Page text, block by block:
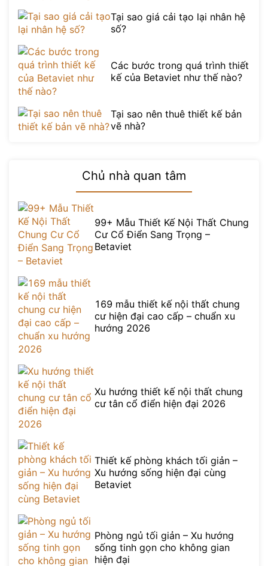
Tại sao giá cải tạo lại nhân hệ
số?
Các bước trong quá trình thiết
kế của Betaviet như thế nào?
Tại sao nên thuê thiết kế bản
vẽ nhà?
Chủ nhà quan tâm
99+ Mẫu Thiết Kế Nội Thất Chung
Cư Cổ Điển Sang Trọng –
Betaviet
169 mẫu thiết kế nội thất chung
cư hiện đại cao cấp – chuẩn xu
hướng 2026
Xu hướng thiết kế nội thất chung
cư tân cổ điển hiện đại 2026
Thiết kế phòng khách tối giản –
Xu hướng sống hiện đại cùng
Betaviet
Phòng ngủ tối giản – Xu hướng
sống tinh gọn cho không gian
hiện đại